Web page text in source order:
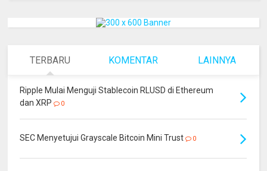
TERBARU KOMENTAR LAINNYA
Ripple Mulai Menguji Stablecoin RLUSD di Ethereum
dan XRP
0
SEC Menyetujui Grayscale Bitcoin Mini Trust 0